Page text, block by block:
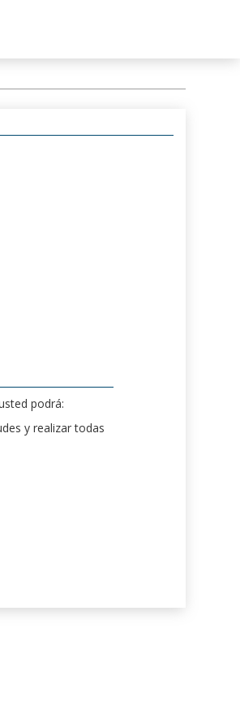
podrá:
y realizar todas